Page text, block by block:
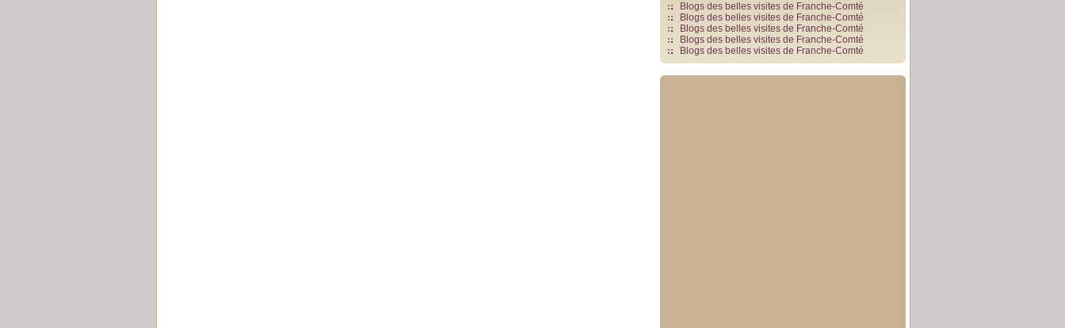
Blogs des belles visites de Franche-Comté
Blogs des belles visites de Franche-Comté
Blogs des belles visites de Franche-Comté
Blogs des belles visites de Franche-Comté
Blogs des belles visites de Franche-Comté